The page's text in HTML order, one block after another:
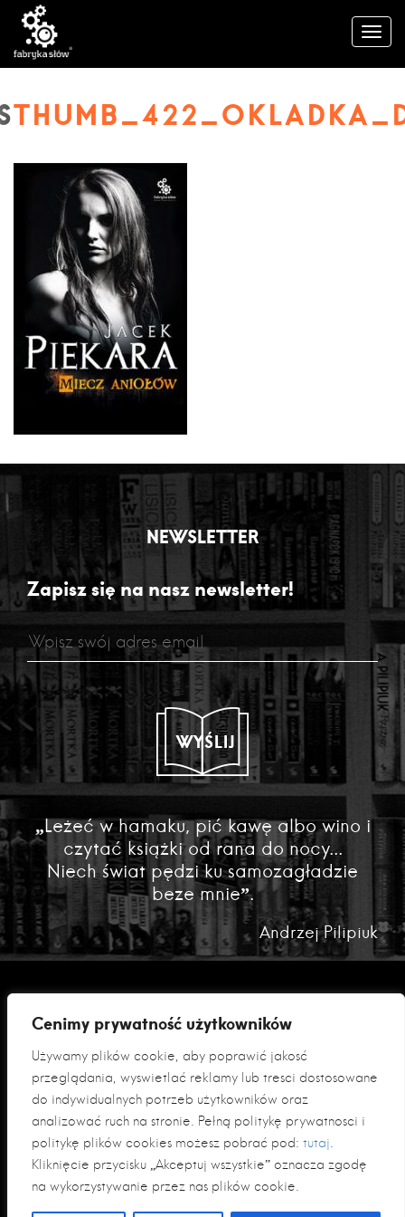
Cenimy prywatność użytkowników
Używamy plików cookie, aby poprawić jakość
przeglądania, wyświetlać reklamy lub treści dostosowane
do indywidualnych potrzeb użytkowników oraz
analizować ruch na stronie. Pełną politykę prywatności i
politykę plików cookies możesz pobrać pod: tutaj.
Kliknięcie przycisku „Akceptuj wszystkie” oznacza zgodę
na wykorzystywanie przez nas plików cookie.
NEWSLETTER
Zapisz się na nasz newsletter!
WYŚLIJ
„Leżeć w hamaku, pić kawę albo wino i
czytać książki od rana do nocy...
Niech świat pędzi ku samozagładzie
beze mnie”.
Andrzej Pilipiuk
Polityka prywatności
Klauzula informacyjna RODO